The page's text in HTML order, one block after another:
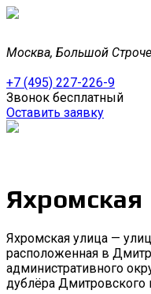
Москва, Большой
+7 (495) 227-226-9
Звонок бесплатный
Оставить заявку
Яхромская
Яхромская улица —
расположенная в
административного
дублёра Дмитровского